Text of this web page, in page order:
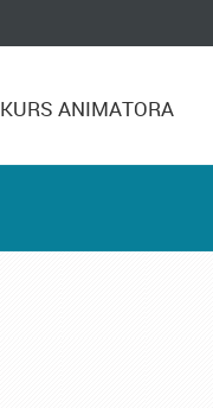
KURS ANIMATORA